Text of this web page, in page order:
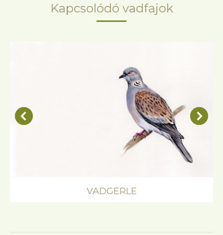
Kapcsolódó vadfajok
VADGERLE